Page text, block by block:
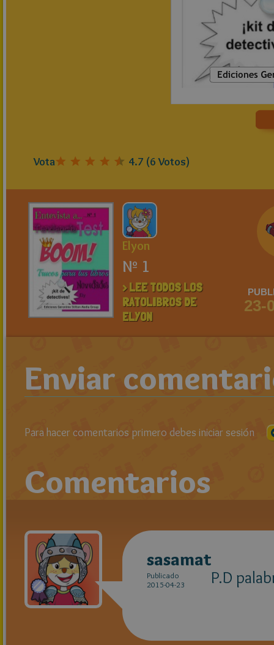
Vota 4.7 (6Votos)
Elyon
Nº 1
> LEE TODOS LOS
RATOLIBROS DE
ELYON
23-
Enviar
Para hacer comentarios primero debes iniciar sesión
Comentarios
sasamat
Publicado
2015-04-23
P.D